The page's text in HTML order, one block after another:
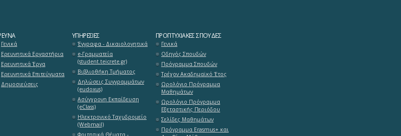
Γενικά
Ερευνητικά Εργαστήρια
Ερευνητικά Έργα
Ερευνητικά Επιτεύγματα
Δημοσιεύσεις
ΥΠΗΡΕΣΊΕΣ
Έγγραφα - Δικαιολογητικά
e-Γραμματεία
(student.teicrete.gr)
Βιβλιοθήκη Τμήματος
Δηλώσεις Συγγραμμάτων
(eudoxus)
Ασύγχρονη Εκπαίδευση
(eClass)
Ηλεκτρονικό Ταχυδρομείο
(Webmail)
Φοιτητικά Θέματα -
ΠΡΟΠΤΥΧΙΑΚΈΣ ΣΠΟΥΔΈΣ
Γενικά
Οδηγός Σπουδών
Πρόγραμμα Σπουδών
Τρέχον Ακαδημαϊκό Έτος
Ωρολόγιο Πρόγραμμα
Μαθημάτων
Ωρολόγιο Πρόγραμμα
Εξεταστικής Περιόδου
Σελίδες Μαθημάτων
Πρόγραμμα Erasmus+ και